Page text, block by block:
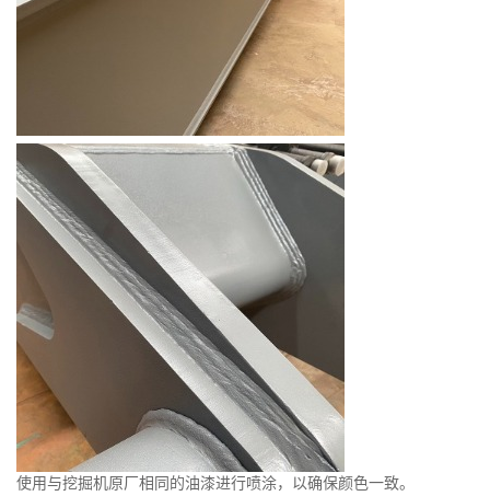
使用与挖掘机原厂相同的油漆进行喷涂，以确保颜色一致。